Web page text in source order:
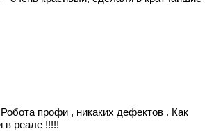
профи , никаких дефектов . Как
в реале !!!!!